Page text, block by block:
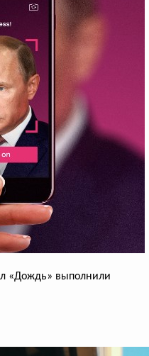
«Дождь» выполнили